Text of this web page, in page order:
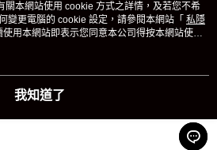
關本網站使用 cookie 方式之詳情，及若您不希
變更電腦的 cookie 設定，請參閱本網站「 私隱
用本網站即表示您同意本公司得按本網站使用
我知道了